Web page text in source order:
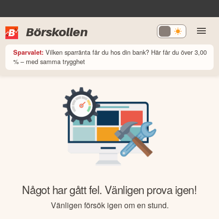
Börskollen
Sparvalet: Vilken sparränta får du hos din bank? Här får du över 3,00
% – med samma trygghet
Något har gått fel. Vänligen prova igen!
Vänligen försök igen om en stund.